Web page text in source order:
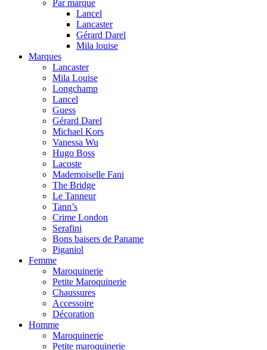
Par marque
Lancel
Lancaster
Gérard Darel
Mila louise
Marques
Lancaster
Mila Louise
Longchamp
Lancel
Guess
Gérard Darel
Michael Kors
Vanessa Wu
Hugo Boss
Lacoste
Mademoiselle Fani
The Bridge
Le Tanneur
Tann’s
Crime London
Serafini
Bons baisers de Paname
Piganiol
Femme
Maroquinerie
Petite Maroquinerie
Chaussures
Accessoire
Décoration
Homme
Maroquinerie
Petite maroquinerie